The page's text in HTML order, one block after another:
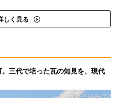
しく見る
三代で培った瓦の知見を、現代